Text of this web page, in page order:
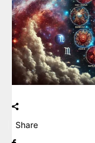
Share